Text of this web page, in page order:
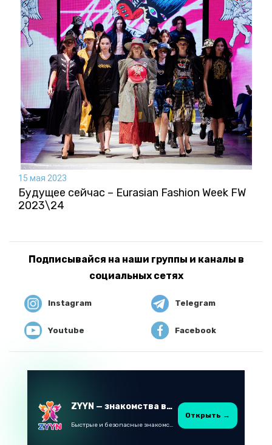
15 мая 2023
Будущее сейчас – Eurasian Fashion Week FW
2023\24
Подписывайся на наши группы и каналы в
социальных сетях
Instagram Telegram
Youtube Facebook
ZYYN — знакомства в Казахстане
Быстрые и безопасные знакомства в Telegram
Открыть →